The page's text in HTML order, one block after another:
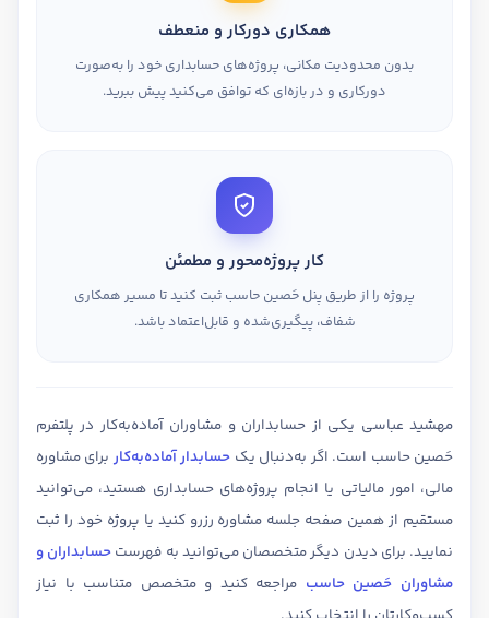
همکاری دورکار و منعطف
بدون محدودیت مکانی، پروژه‌های حسابداری خود را به‌صورت
دورکاری و در بازه‌ای که توافق می‌کنید پیش ببرید.
کار پروژه‌محور و مطمئن
پروژه را از طریق پنل حَصین حاسب ثبت کنید تا مسیر همکاری
شفاف، پیگیری‌شده و قابل‌اعتماد باشد.
مهشید عباسی یکی از حسابداران و مشاوران آماده‌به‌کار در پلتفرم
حَصین حاسب است. اگر به‌دنبال یک حسابدار آماده‌به‌کار برای مشاوره
مالی، امور مالیاتی یا انجام پروژه‌های حسابداری هستید، می‌توانید
مستقیم از همین صفحه جلسه مشاوره رزرو کنید یا پروژه خود را ثبت
نمایید. برای دیدن دیگر متخصصان می‌توانید به فهرستحسابداران و
مشاوران حَصین حاسب مراجعه کنید و متخصص متناسب با نیاز